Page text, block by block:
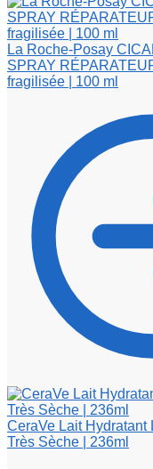
La Roche-Posay
SPRAY
fragilisée | 100 ml
CeraVe Lait Hydratant
Très Sèche | 236ml